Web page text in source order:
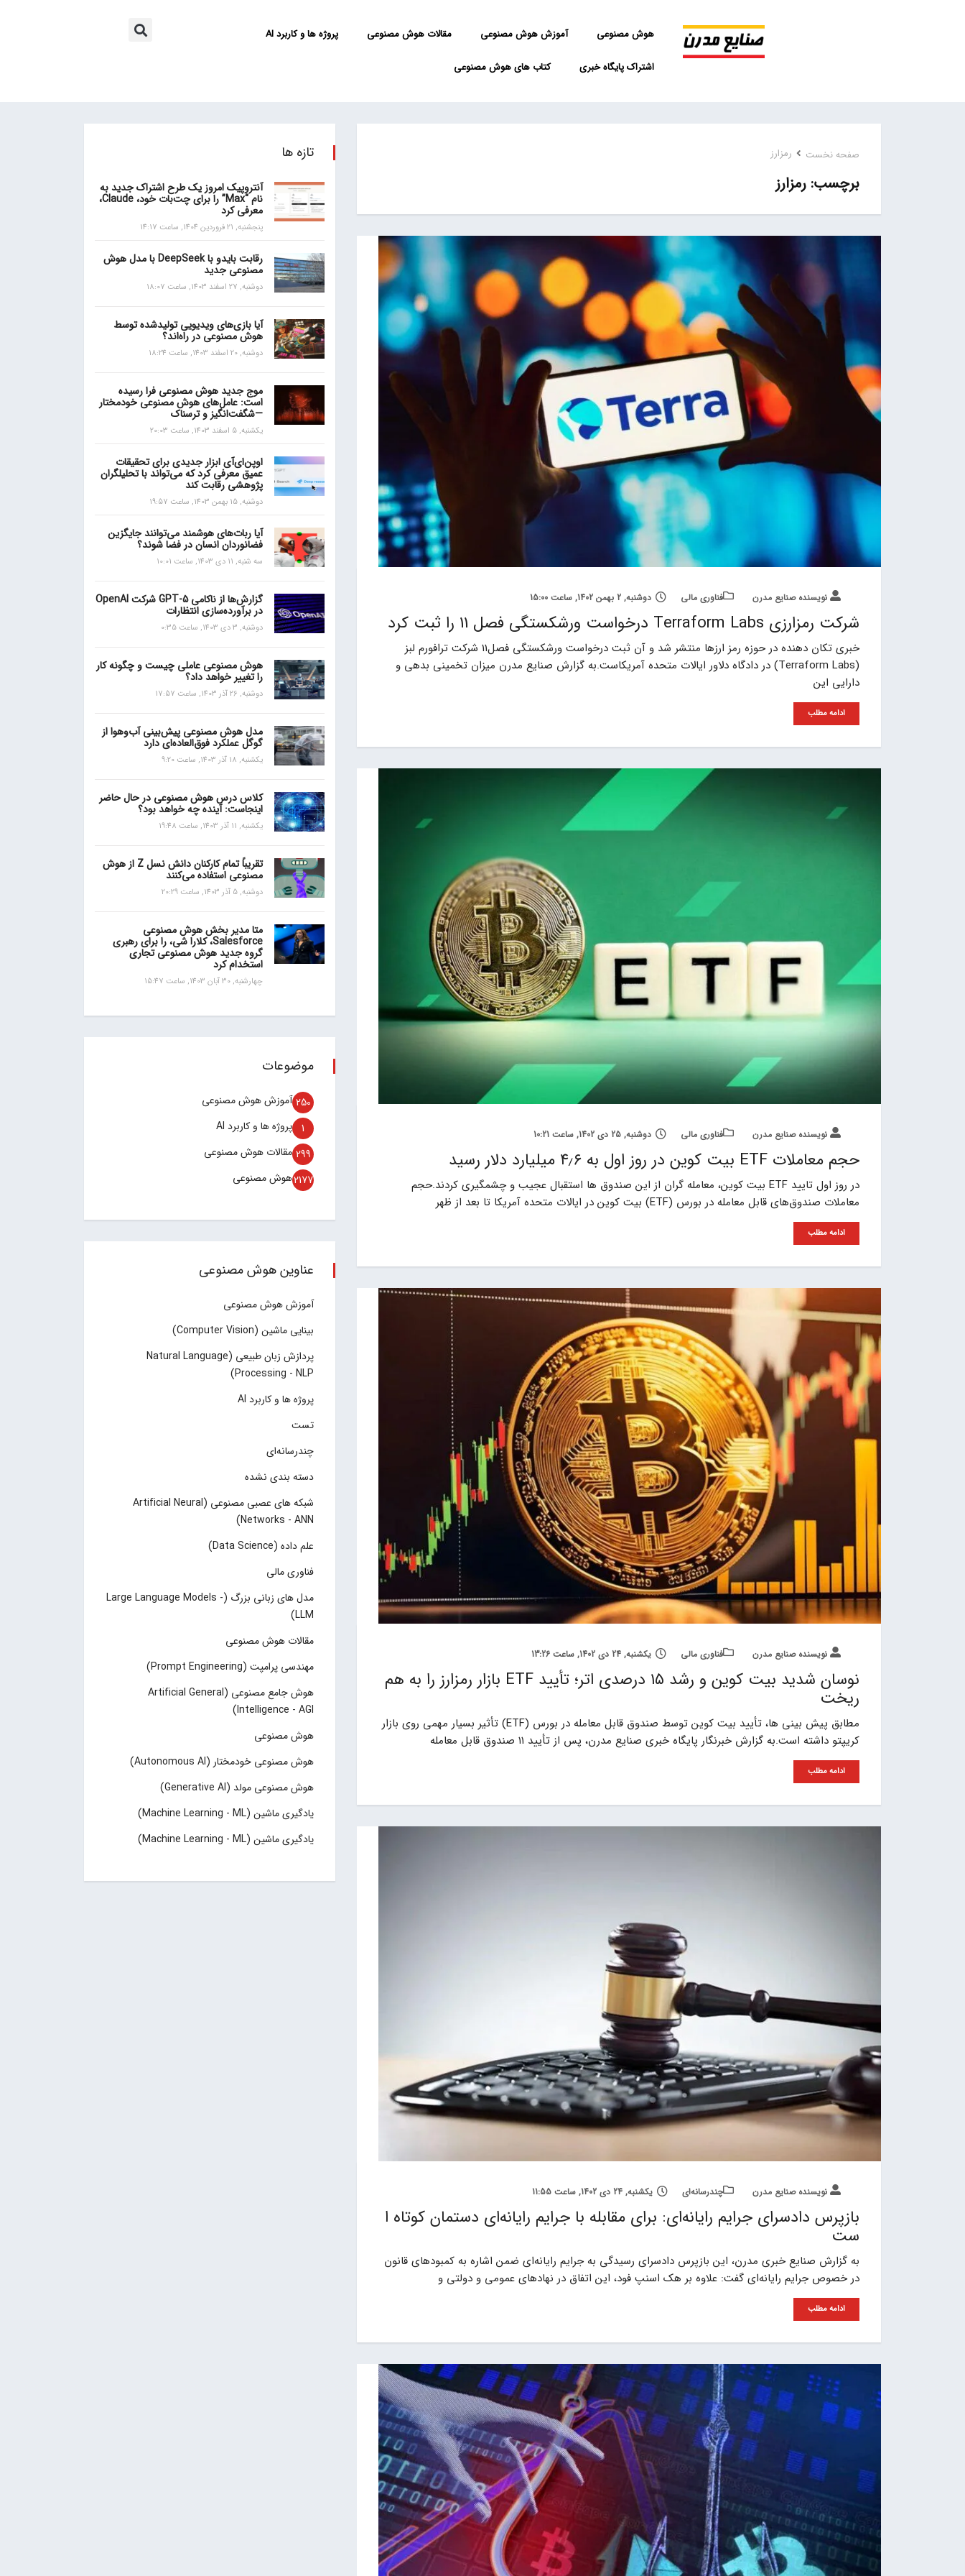
هوش مصنوعی آموزش هوش مصنوعی مقالات هوش مصنوعی پروژه ها و کاربرد AI
اشتراک پایگاه خبری کتاب های هوش مصنوعی
صفحه نخست رمزارز
رمزارز
نویسنده صنایع مدرن فناوری مالی دوشنبه, 2 بهمن 1402, ساعت 15:00
شرکت رمزارزی Terraform Labs درخواست ورشکستگی فصل 11 را ثبت کرد
خبری تکان دهنده در حوزه رمز ارزها منتشر شد و آن ثبت درخواست ورشکستگی فصل11 شرکت ترافورم لبز
(Terraform Labs) در دادگاه دلاور ایالات متحده آمریکاست.به گزارش صنایع مدرن میزان تخمینی بدهی و
دارایی این
ادامه مطلب
نویسنده صنایع مدرن فناوری مالی دوشنبه, 25 دی 1402, ساعت 10:21
حجم معاملات ETF بیت کوین در روز اول به ۴٫۶ میلیارد دلار رسید
در روز اول تایید ETF بیت کوین، معامله گران از این صندوق ها استقبال عجیب و چشمگیری کردند.حجم
معاملات صندوق‌های قابل معامله‌ در بورس (ETF) بیت کوین در ایالات‌ متحده آمریکا تا بعد از ظهر
ادامه مطلب
نویسنده صنایع مدرن فناوری مالی یکشنبه, 24 دی 1402, ساعت 13:26
نوسان شدید بیت کوین و رشد ۱۵ درصدی اتر؛ تأیید ETF بازار رمزارز را به هم
ریخت
مطابق پیش بینی ها، تأیید بیت کوین توسط صندوق قابل معامله‌ در بورس (ETF) تأثیر بسیار مهمی روی بازار
کریپتو داشته است.به گزارش خبرنگار پایگاه خبری صنایع مدرن، پس‌ از تأیید ۱۱ صندوق قابل معامله‌‌
ادامه مطلب
نویسنده صنایع مدرن چند‌‌رسانه‌ای یکشنبه, 24 دی 1402, ساعت 11:55
بازپرس دادسرای جرایم رایانه‌ای: برای مقابله با جرایم رایانه‌ای دستمان کوتاه ا
ست
به گزارش صنایع خبری مدرن، این بازپرس دادسرای رسیدگی به جرایم رایانه‌ای ضمن اشاره به کمبودهای قانون
در خصوص جرایم رایانه‌ای گفت: علاوه بر هک اسنپ‌ فود، این اتفاق در نهادهای عمومی و دولتی و
ادامه مطلب
تازه ها
آنتروپیک امروز یک طرح اشتراک جدید به
نام “Max” را برای چت‌بات خود، Claude،
معرفی کرد
پنجشنبه, 21 فروردین 1404, ساعت 14:17
رقابت بایدو با DeepSeek با مدل هوش
مصنوعی جدید
دوشنبه, 27 اسفند 1403, ساعت 18:07
آیا بازی‌های ویدیویی تولیدشده توسط
هوش مصنوعی در راه‌اند؟
دوشنبه, 20 اسفند 1403, ساعت 18:24
موج جدید هوش مصنوعی فرا رسیده
است: عامل‌های هوش مصنوعی خودمختار
—شگفت‌انگیز و ترسناک
یکشنبه, 5 اسفند 1403, ساعت 20:03
اوپن‌ای‌آی ابزار جدیدی برای تحقیقات
عمیق معرفی کرد که می‌تواند با تحلیلگران
پژوهشی رقابت کند
دوشنبه, 15 بهمن 1403, ساعت 19:57
آیا ربات‌های هوشمند می‌توانند جایگزین
فضانوردان انسان در فضا شوند؟
سه شنبه, 11 دی 1403, ساعت 10:01
گزارش‌ها از ناکامی GPT-5 شرکت OpenAI
در برآورده‌سازی انتظارات
دوشنبه, 3 دی 1403, ساعت 0:35
هوش مصنوعی عاملی چیست و چگونه کار
را تغییر خواهد داد؟
دوشنبه, 26 آذر 1403, ساعت 17:57
مدل هوش مصنوعی پیش‌بینی آب‌و‌هوا از
گوگل عملکرد فوق‌العاده‌ای دارد
یکشنبه, 18 آذر 1403, ساعت 9:20
کلاس درس هوش مصنوعی در حال حاضر
اینجاست: آینده چه خواهد بود؟
یکشنبه, 11 آذر 1403, ساعت 19:48
تقریباً تمام کارکنان دانش نسل Z از هوش
مصنوعی استفاده می‌کنند
دوشنبه, 5 آذر 1403, ساعت 20:29
متا مدیر بخش هوش مصنوعی
Salesforce، کلارا شی، را برای رهبری
گروه جدید هوش مصنوعی تجاری
استخدام کرد
چهارشنبه, 30 آبان 1403, ساعت 15:47
موضوعات
آموزش هوش مصنوعی 250
پروژه ها و کاربرد AI 1
مقالات هوش مصنوعی 299
هوش مصنوعی2177
عناوین هوش مصنوعی
آموزش هوش مصنوعی
بینایی ماشین (Computer Vision)
پردازش زبان طبیعی (Natural Language
Processing - NLP)
پروژه ها و کاربرد AI
تست
چند‌‌رسانه‌ای
دسته بندی نشده
شبکه های عصبی مصنوعی (Artificial Neural
Networks - ANN)
علم داده (Data Science)
فناوری مالی
مدل های زبانی بزرگ (Large Language Models -
LLM)
مقالات هوش مصنوعی
مهندسی پرامپت (Prompt Engineering)
هوش جامع مصنوعی (Artificial General
Intelligence - AGI)
هوش مصنوعی
هوش مصنوعی خودمختار (Autonomous AI)
هوش مصنوعی مولد (Generative AI)
یادگیری ماشین (Machine Learning - ML)
یادگیری ماشین (Machine Learning - ML)